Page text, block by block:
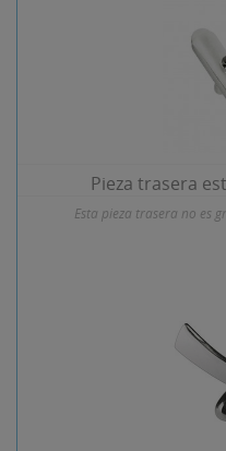
Pieza trasera
Esta pieza trasera no es